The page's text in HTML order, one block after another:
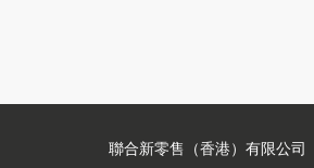
聯合新零售（香港）有限公司